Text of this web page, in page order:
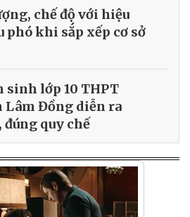
chế độ với hiệu
phó khi sắp xếp cơ sở
sinh lớp 10 THPT
Lâm Đồng diễn ra
quy chế